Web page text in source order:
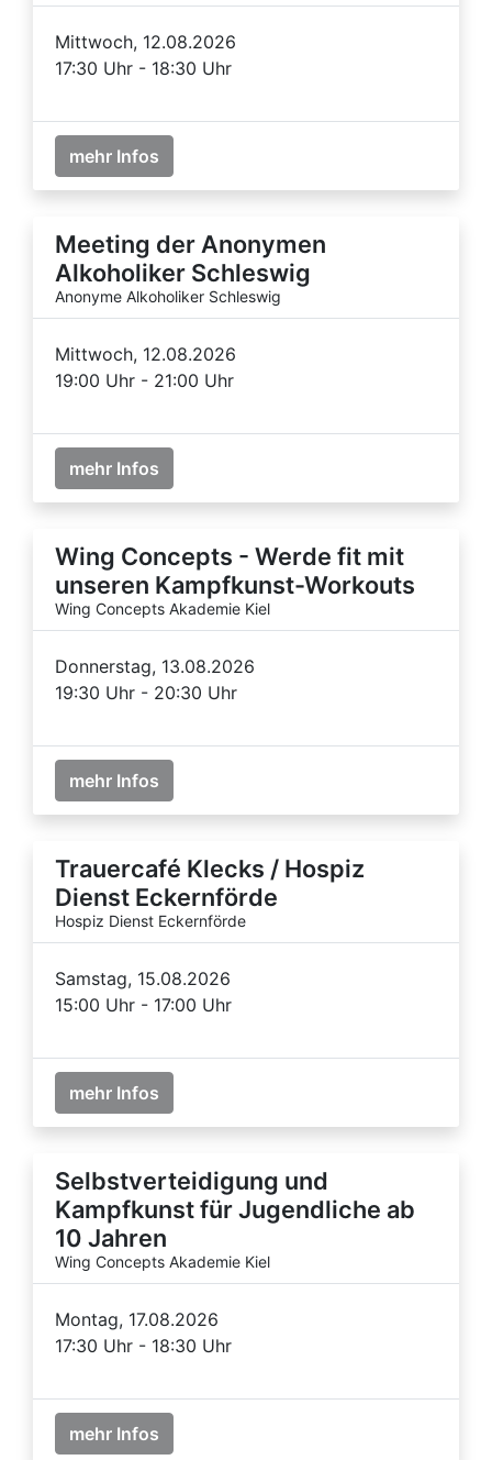
Mittwoch, 12.08.2026
17:30 Uhr - 18:30 Uhr
mehr Infos
Meeting der Anonymen
Alkoholiker Schleswig
Anonyme Alkoholiker Schleswig
Mittwoch, 12.08.2026
19:00 Uhr - 21:00 Uhr
mehr Infos
Wing Concepts - Werde fit mit
unseren Kampfkunst-Workouts
Wing Concepts Akademie Kiel
Donnerstag, 13.08.2026
19:30 Uhr - 20:30 Uhr
mehr Infos
Trauercafé Klecks / Hospiz
Dienst Eckernförde
Hospiz Dienst Eckernförde
Samstag, 15.08.2026
15:00 Uhr - 17:00 Uhr
mehr Infos
Selbstverteidigung und
Kampfkunst für Jugendliche ab
10 Jahren
Wing Concepts Akademie Kiel
Montag, 17.08.2026
17:30 Uhr - 18:30 Uhr
mehr Infos